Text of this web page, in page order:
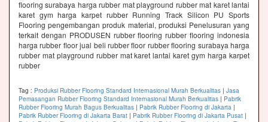
flooring surabaya harga rubber mat playground rubber mat karet lantai
karet gym harga karpet rubber Running Track Silicon PU Sports
Flooring pengembangan produk material, produksi Penelusuran yang
terkait dengan PRODUSEN rubber flooring rubber flooring indonesia
harga rubber floor jual beli rubber floor rubber flooring surabaya harga
rubber mat playground rubber mat karet lantai karet gym harga karpet
rubber
Tag : Produksi Rubber Flooring Standard Internasional Murah Berkualitas | Jasa
Pemasangan Rubber Flooring Standard Internasional Murah Berkualitas | Pabrik
Rubber Flooring Murah Bagus Berkualitas | Pabrik Rubber Flooring di Jakarta |
Pabrik Rubber Flooring di Jakarta Barat | Pabrik Rubber Flooring di Jakarta Pusat |